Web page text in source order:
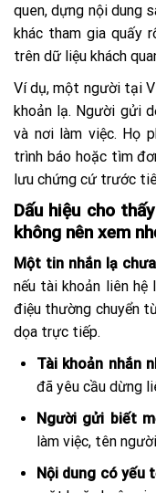
quen, dựng nội dung
khác tham gia quấy
trên dữ liệu khách
Ví dụ, một người tại
khoản lạ. Người gửi
và nơi làm việc. Họ
trình báo hoặc tìm
lưu chứng cứ trước
Dấu hiệu cho
không nên xem
Một tin nhắn lạ
nếu tài khoản liên hệ
điệu thường chuyển
dọa trực tiếp.
Tài khoản nhắn
đã yêu cầu dừng
Người gửi biết
làm việc, tên
Nội dung có yếu